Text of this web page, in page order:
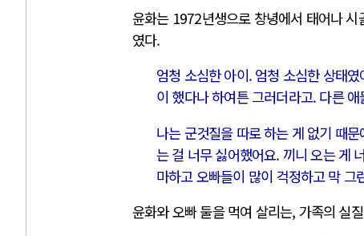
윤화는 1972년생으로 창녕에서 태어나
였다.
엄청 소심한 아이. 엄청 소심한 상태
이 했다나 하여튼 그러더라고. 다른
나는 군것질을 따로 하는 게 없기 때
는 걸 너무 싫어했어요. 끼니 오는 게
마하고 오빠들이 많이 걱정하고 막 그
윤화와 오빠 둘을 먹여 살리는, 가족의 실